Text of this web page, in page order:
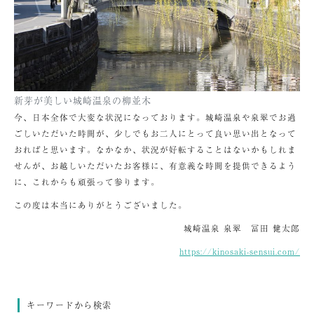
新芽が美しい城崎温泉の柳並木
今、日本全体で大変な状況になっております。城崎温泉や泉翠でお過
ごしいただいた時間が、少しでもお二人にとって良い思い出となって
おればと思います。なかなか、状況が好転することはないかもしれま
せんが、お越しいただいたお客様に、有意義な時間を提供できるよう
に、これからも頑張って参ります。
この度は本当にありがとうございました。
城崎温泉 泉翠 冨田 健太郎
https://kinosaki-sensui.com/
キーワードから検索